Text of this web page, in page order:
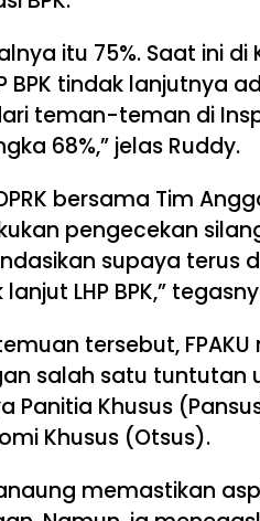
itu 75%. Saat ini
BPK tindak lanjutnya
teman-teman di
68%,” jelas Ruddy.
bersama Tim
pengecekan
supaya terus
LHP BPK,”
tersebut,
salah satu
Panitia Khusus
Khusus (Otsus).
memastikan